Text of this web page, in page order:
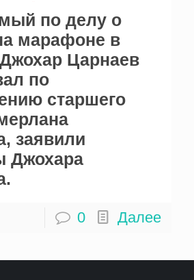
по делу о
марафоне в
Царнаев
по
старшего
заявили
Джохара
0 Далее